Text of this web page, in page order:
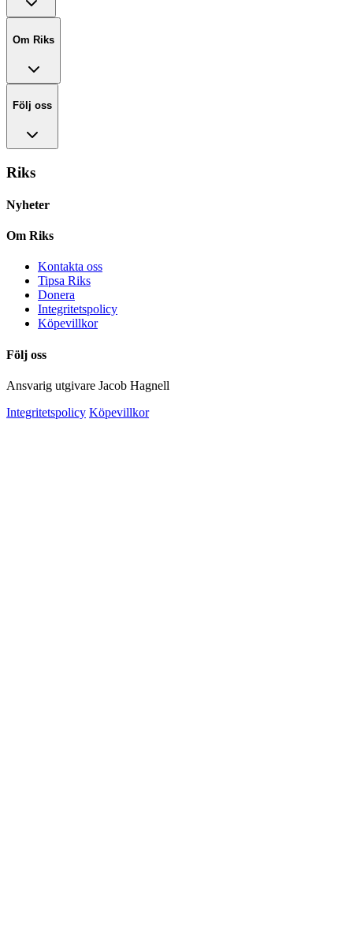
Om Riks
Följ oss
Riks
Nyheter
Om Riks
Kontakta oss
Tipsa Riks
Donera
Integritetspolicy
Köpevillkor
Följ oss
Ansvarig utgivare Jacob Hagnell
Integritetspolicy Köpevillkor